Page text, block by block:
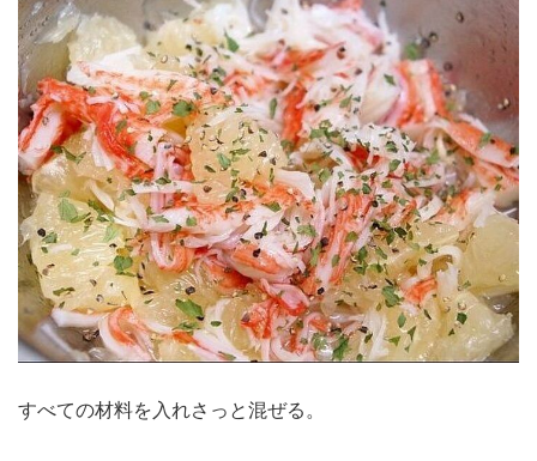
すべての材料を入れさっと混ぜる。